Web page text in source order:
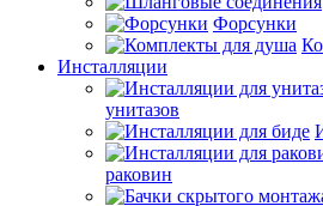
Форсунки
Инсталляции
унитазов
раковин